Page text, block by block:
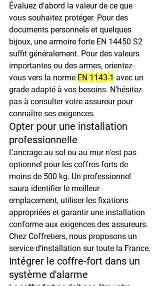
Évaluez d'abord la valeur de ce que
vous souhaitez protéger. Pour des
documents personnels et quelques
bijoux, une armoire forte EN 14450 S2
suffit généralement. Pour des valeurs
importantes ou des armes, orientez-
vous vers la norme EN 1143-1 avec un
grade adapté à vos besoins. N'hésitez
pas à consulter votre assureur pour
connaître ses exigences.
Opter pour une installation
professionnelle
L'ancrage au sol ou au mur n'est pas
optionnel pour les coffres-forts de
moins de 500 kg. Un professionnel
saura identifier le meilleur
emplacement, utiliser les fixations
appropriées et garantir une installation
conforme aux exigences des assureurs.
Chez Coffretiers, nous proposons un
service d'installation sur toute la France.
Intégrer le coffre-fort dans un
système d'alarme